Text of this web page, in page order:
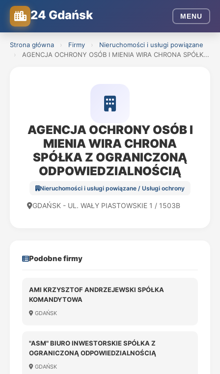
24 Gdańsk MENU
Strona główna › Firmy ›
Nieruchomości i usługi powiązane
›
AGENCJA OCHRONY OSÓB I MIENIA WIRA CHRONA SPÓŁK...
AGENCJA OCHRONY OSÓB I
MIENIA WIRA CHRONA
SPÓŁKA Z OGRANICZONĄ
ODPOWIEDZIALNOŚCIĄ
Nieruchomości i usługi powiązane / Usługi ochrony
GDAŃSK - UL. WAŁY PIASTOWSKIE 1 / 1503B
Podobne firmy
AMI KRZYSZTOF ANDRZEJEWSKI SPÓŁKA
KOMANDYTOWA
GDAŃSK
"ASM" BIURO INWESTORSKIE SPÓŁKA Z
OGRANICZONĄ ODPOWIEDZIALNOŚCIĄ
GDAŃSK